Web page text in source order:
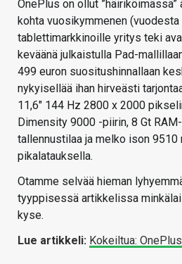
OnePlus on ollut ”häiriköimässä”
kohta vuosikymmenen (vuodesta
tablettimarkkinoille yritys teki
keväänä julkaistulla Pad-
499 euron suositushinnallaan
nykyisellää ihan hirveästi
11,6″ 144 Hz 2800 x 2000
Dimensity 9000 -piirin, 8 Gt
tallennustilaa ja melko ison 9510
pikalatauksella.
Otamme selvää hieman
tyyppisessä artikkelissa
kyse.
Lue artikkeli: Kokeiltua: